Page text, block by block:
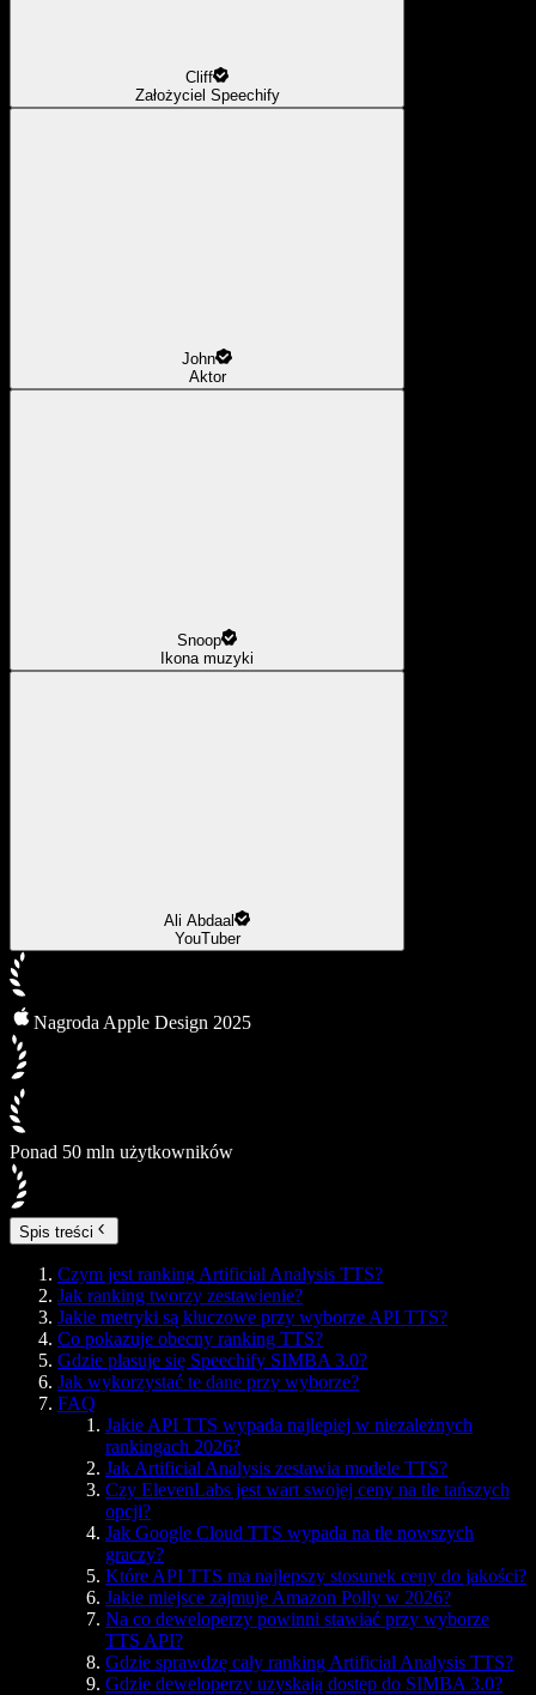
Cliff
Założyciel Speechify
John
Aktor
Snoop
Ikona muzyki
Ali Abdaal
YouTuber
Nagroda Apple Design 2025
Ponad 50 mln użytkowników
Spis treści
Czym jest ranking Artificial Analysis TTS?
Jak ranking tworzy zestawienie?
Jakie metryki są kluczowe przy wyborze API TTS?
Co pokazuje obecny ranking TTS?
Gdzie plasuje się Speechify SIMBA 3.0?
Jak wykorzystać te dane przy wyborze?
FAQ
Jakie API TTS wypada najlepiej w niezależnych
rankingach 2026?
Jak Artificial Analysis zestawia modele TTS?
Czy ElevenLabs jest wart swojej ceny na tle tańszych
opcji?
Jak Google Cloud TTS wypada na tle nowszych
graczy?
Które API TTS ma najlepszy stosunek ceny do jakości?
Jakie miejsce zajmuje Amazon Polly w 2026?
Na co deweloperzy powinni stawiać przy wyborze
TTS API?
Gdzie sprawdzę cały ranking Artificial Analysis TTS?
Gdzie deweloperzy uzyskają dostęp do SIMBA 3.0?